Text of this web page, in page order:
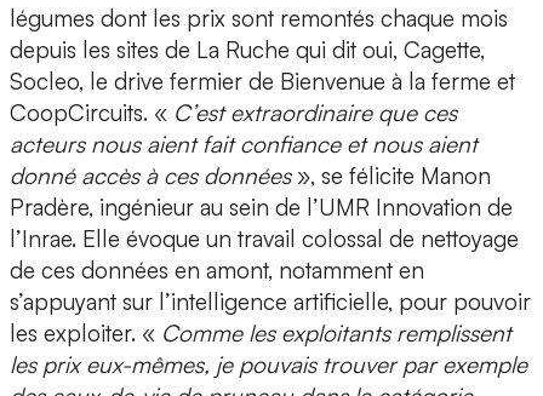
légumes dont les prix sont remontés chaque mois
depuis les sites de La Ruche qui dit oui, Cagette,
Socleo, le drive fermier de Bienvenue à la ferme et
CoopCircuits. « C’est extraordinaire que ces
acteurs nous aient fait confiance et nous aient
donné accès à ces données», se félicite Manon
Pradère, ingénieur au sein de l’UMR Innovation de
l’Inrae. Elle évoque un travail colossal de nettoyage
de ces données en amont, notamment en
s’appuyant sur l’intelligence artificielle, pour pouvoir
les exploiter. « Comme les exploitants remplissent
les prix eux-mêmes, je pouvais trouver par exemple